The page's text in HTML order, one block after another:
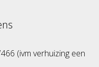
(ivm verhuizing een